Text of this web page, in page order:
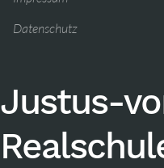
Datenschutz
Justus-